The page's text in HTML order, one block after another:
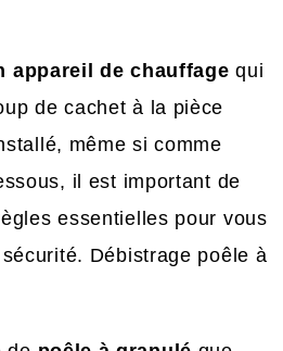
appareil de chauffage qui
de cachet à la pièce
même si comme
il est important de
essentielles pour vous
Débistrage poêle à